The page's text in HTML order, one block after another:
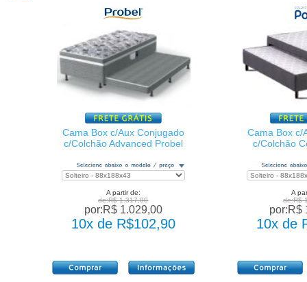
Cama Box c/Aux Conjugado
c/Colchão Advanced Probel
A partir de:
de:R$ 1.317,00
por:R$ 1.029,00
10x de R$102,90
Cama Box c/
c/Colchão
A
de:R$
por:R$
10x de